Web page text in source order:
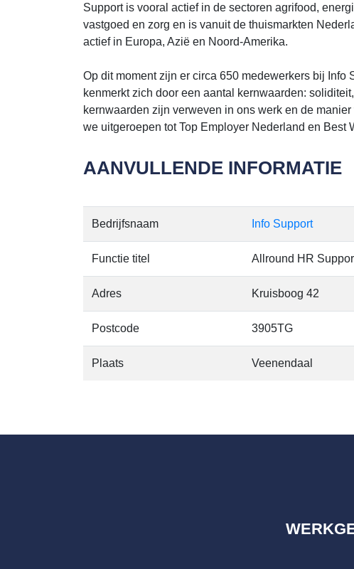
Support is vooral actief in de sectoren agrifood,
vastgoed en zorg en is vanuit de thuismarkten
actief in Europa, Azië en Noord-Amerika.
Op dit moment zijn er circa 650 medewerkers bij
kenmerkt zich door een aantal kernwaarden:
kernwaarden zijn verweven in ons werk en de
we uitgeroepen tot Top Employer Nederland en Best
AANVULLENDE INFORMATIE
Bedrijfsnaam Info Support
Functie titel Allround HR
Adres Kruisboog 42
Postcode 3905TG
Plaats Veenendaal